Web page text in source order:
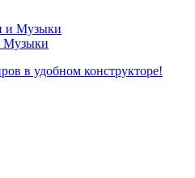
Музыки
в удобном конструкторе!